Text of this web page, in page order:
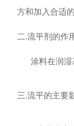
方和加入合适
二.流平剂的作
涂料在润
三.流平的主要